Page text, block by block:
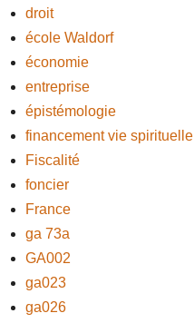
droit
école Waldorf
économie
entreprise
épistémologie
financement vie spirituelle
Fiscalité
foncier
France
ga 73a
GA002
ga023
ga026